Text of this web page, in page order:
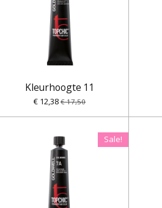
Kleurhoogte 11
€ 12,38 € 17,50
Sale!